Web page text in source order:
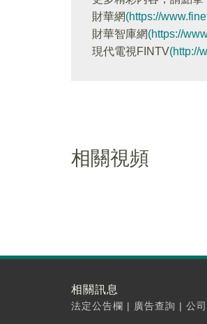
財華網(https://
財華智庫網(https://
現代電視FINTV(http://
相關視頻
相關訊息
法定公告欄 | 廣告查詢 | 公